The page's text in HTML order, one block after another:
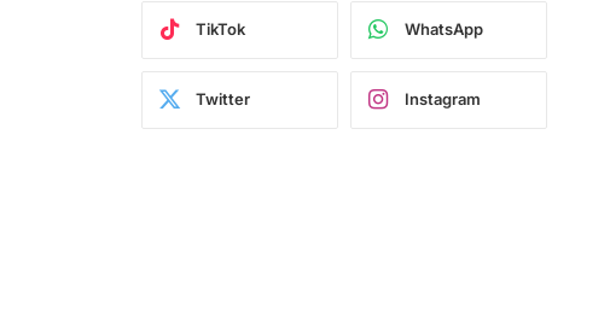
TikTok WhatsApp
Twitter Instagram